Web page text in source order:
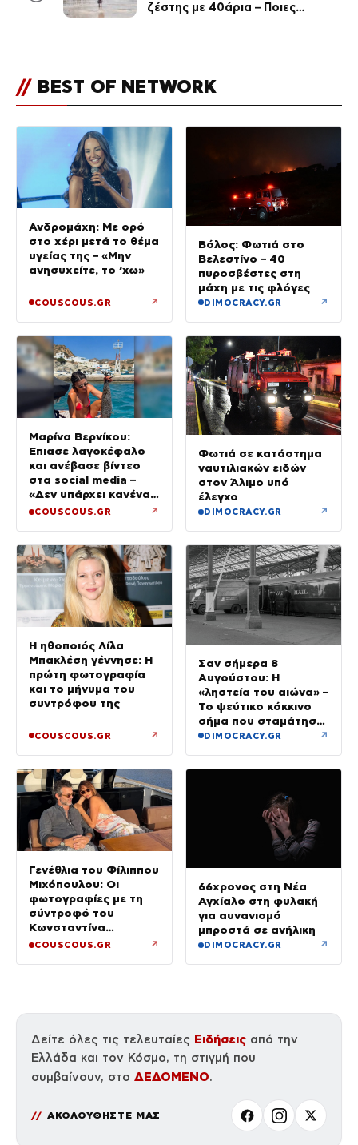
ζέστης με 40άρια – Ποιες
// BEST OF NETWORK
Ανδρομάχη: Με ορό
στο χέρι μετά το θέμα
υγείας της – «Μην
ανησυχείτε, το ‘χω»
COUSCOUS.GR ↗
Βόλος: Φωτιά στο
Βελεστίνο – 40
πυροσβέστες στη
μάχη με τις φλόγες
DIMOCRACY.GR ↗
Μαρίνα Βερνίκου:
Έπιασε λαγοκέφαλο
και ανέβασε βίντεο
στα social media –
«Δεν υπάρχει κανένας
λόγος να φοβόμαστε»
COUSCOUS.GR ↗
Φωτιά σε κατάστημα
ναυτιλιακών ειδών
στον Άλιμο υπό
έλεγχο
DIMOCRACY.GR ↗
Η ηθοποιός Λίλα
Μπακλέση γέννησε: Η
πρώτη φωτογραφία
και το μήνυμα του
συντρόφου της
COUSCOUS.GR ↗
Σαν σήμερα 8
Αυγούστου: Η
«ληστεία του αιώνα» –
Το ψεύτικο κόκκινο
σήμα που σταμάτησε
τρένο με 2,6 εκατ.
DIMOCRACY.GR ↗
Γενέθλια του Φίλιππου
Μιχόπουλου: Οι
φωτογραφίες με τη
σύντροφό του
Κωνσταντίνα
Ευρυπίδου και το
COUSCOUS.GR ↗
66χρονος στη Νέα
Αγχίαλο στη φυλακή
για αυνανισμό
μπροστά σε ανήλικη
DIMOCRACY.GR ↗
Δείτε όλες τις τελευταίες Ειδήσεις από την
Ελλάδα και τον Κόσμο, τη στιγμή που
συμβαίνουν, στο ΔΕΔΟΜΕΝΟ.
ΑΚΟΛΟΥΘΗΣΤΕ ΜΑΣ